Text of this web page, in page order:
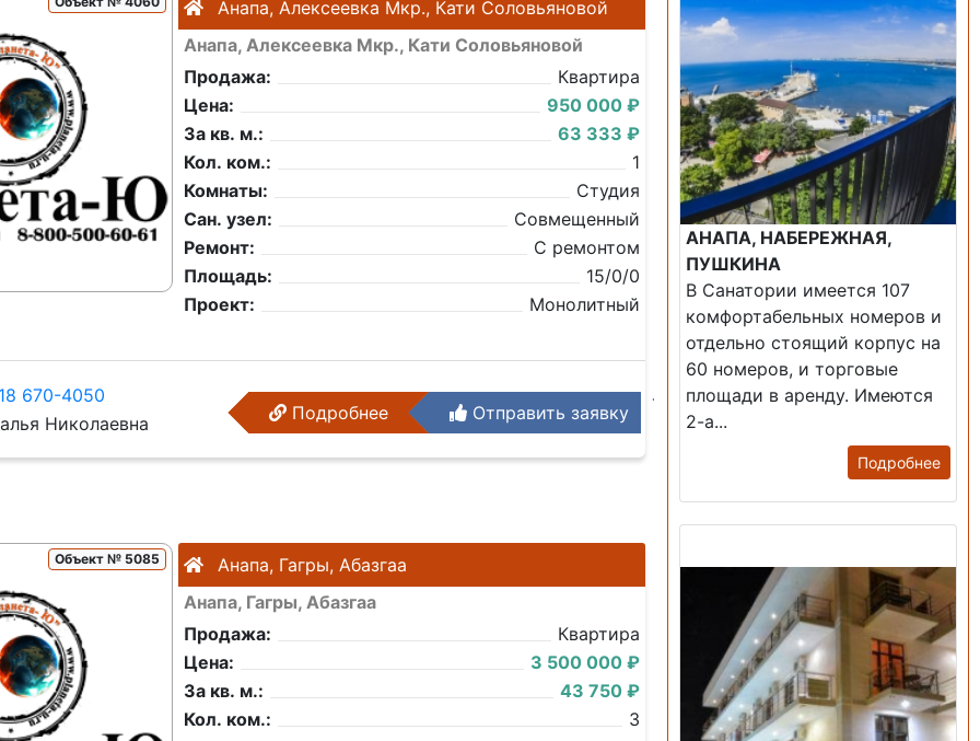
Анапа, Алексеевка Мкр., Кати Соловьяновой
Анапа, Алексеевка Мкр., Кати Соловьяновой
Продажа:
Квартира
Цена:
950 000 ₽
За кв. м.:
63 333 ₽
Кол. ком.:
1
Комнаты:
Студия
Сан. узел:
Совмещенный
Ремонт:
С ремонтом
Площадь:
15/0/0
Проект:
Монолитный
670-4050
Николаевна
Подробнее Отправить заявку
Объект № 5085
Анапа, Гагры, Абазгаа
Анапа, Гагры, Абазгаа
Продажа:
Квартира
Цена:
3 500 000 ₽
За кв. м.:
43 750 ₽
Кол. ком.:
3
АНАПА, НАБЕРЕЖНАЯ,
ПУШКИНА
В Санатории имеется 107
комфортабельных номеров и
отдельно стоящий корпус на
60 номеров, и торговые
площади в аренду. Имеются
2-а...
Подробнее